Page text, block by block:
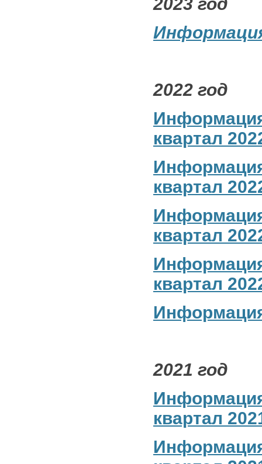
2023 год
2022 год
квартал
квартал
квартал
квартал
2021 год
квартал